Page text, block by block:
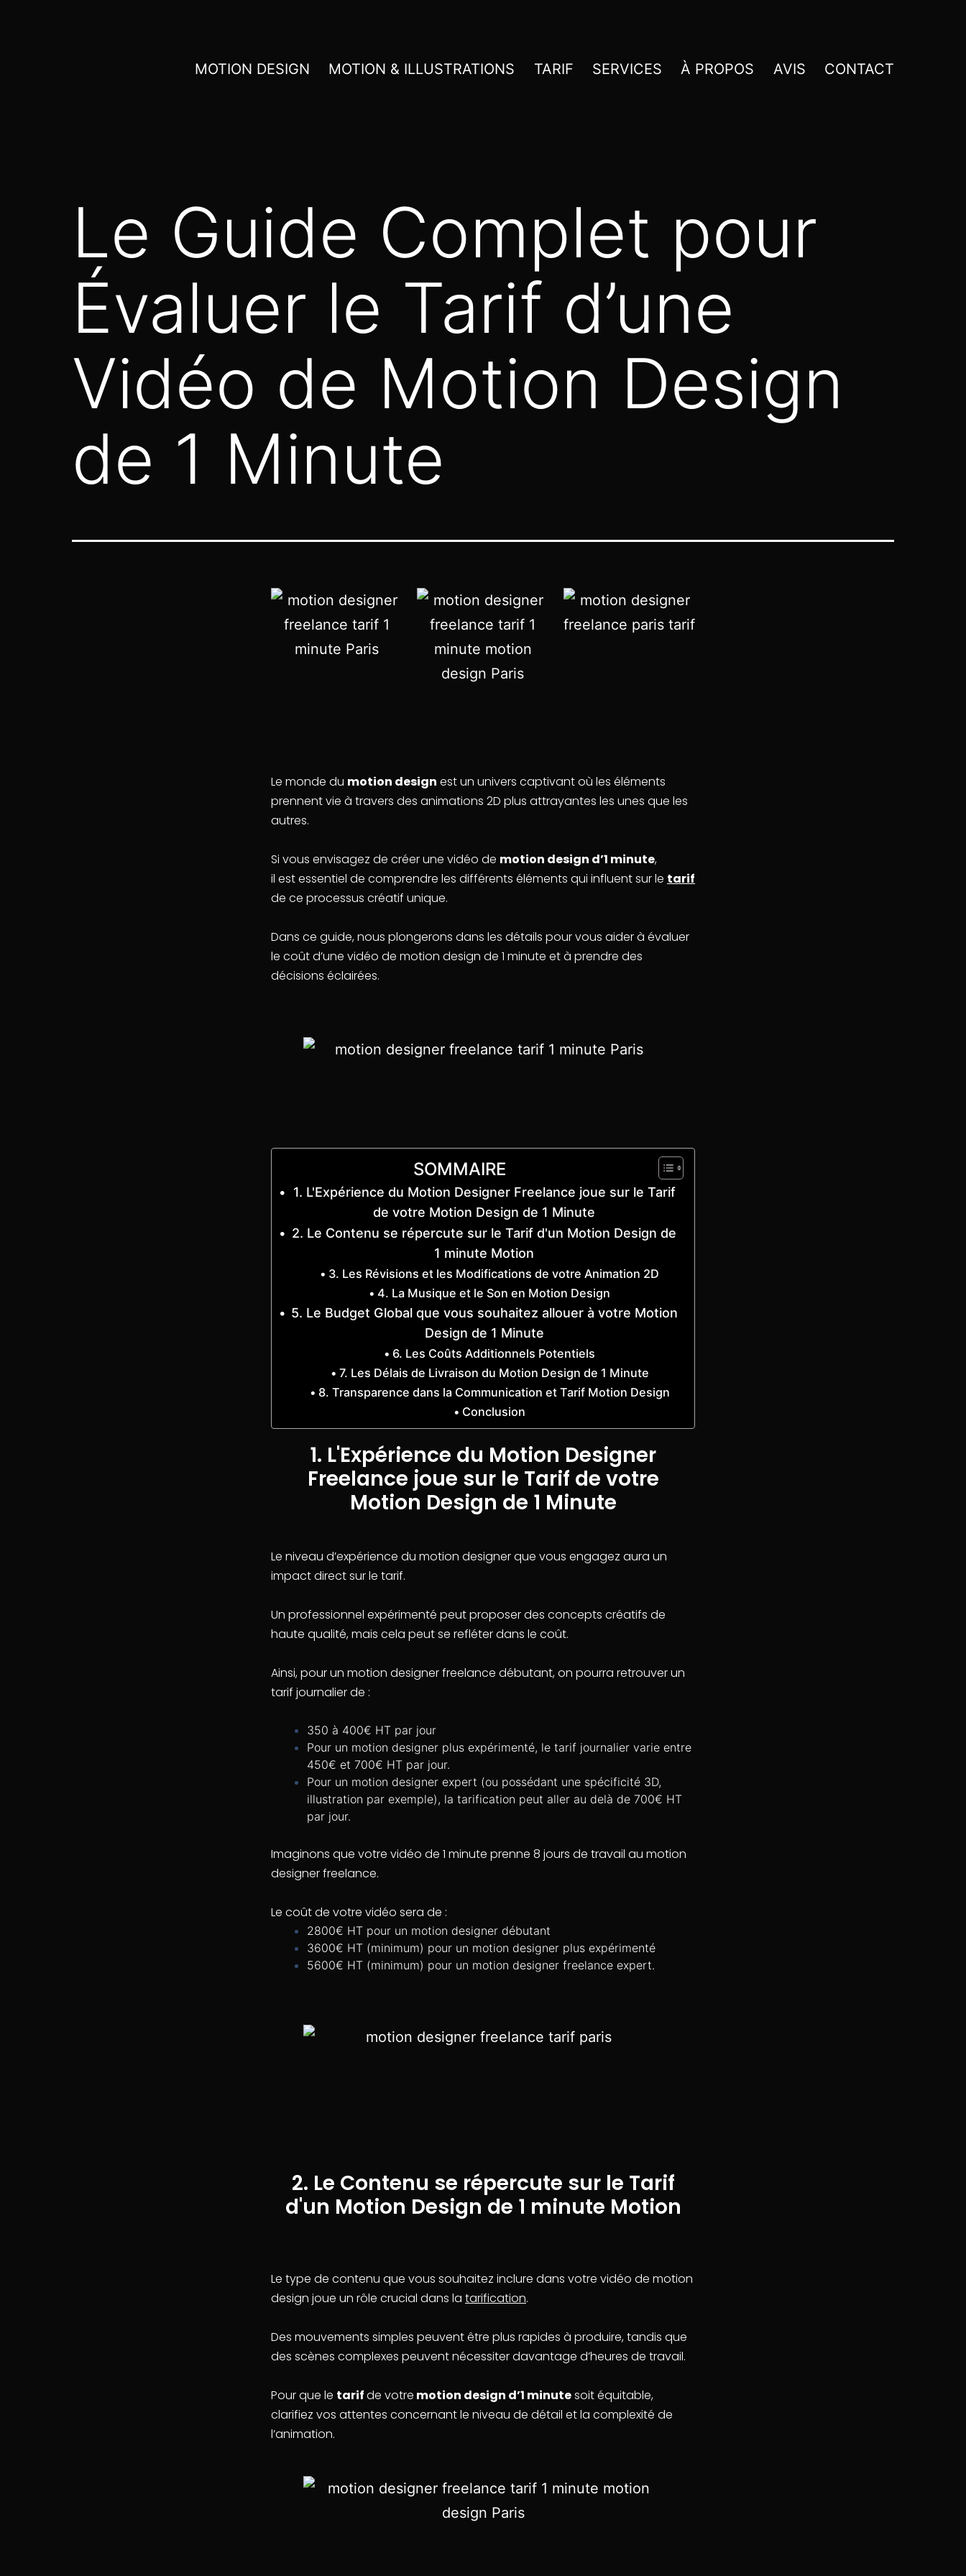
MOTION DESIGN MOTION & ILLUSTRATIONS TARIF SERVICES À PROPOS AVIS CONTACT
Le Guide Complet pour
Évaluer le Tarif d’une
Vidéo de Motion Design
de 1 Minute
Le monde du motion design est un univers captivant où les éléments
prennent vie à travers des animations 2D plus attrayantes les unes que les
autres.
Si vous envisagez de créer une vidéo de motion design d’1 minute,
il est essentiel de comprendre les différents éléments qui influent sur le tarif
de ce processus créatif unique.
Dans ce guide, nous plongerons dans les détails pour vous aider à évaluer
le coût d’une vidéo de motion design de 1 minute et à prendre des
décisions éclairées.
SOMMAIRE
1. L'Expérience du Motion Designer Freelance joue sur le Tarif
de votre Motion Design de 1 Minute
2. Le Contenu se répercute sur le Tarif d'un Motion Design de
1 minute Motion
3. Les Révisions et les Modifications de votre Animation 2D
4. La Musique et le Son en Motion Design
5. Le Budget Global que vous souhaitez allouer à votre Motion
Design de 1 Minute
6. Les Coûts Additionnels Potentiels
7. Les Délais de Livraison du Motion Design de 1 Minute
8. Transparence dans la Communication et Tarif Motion Design
Conclusion
1. L'Expérience du Motion Designer
Freelance joue sur le Tarif de votre
Motion Design de 1 Minute
Le niveau d’expérience du motion designer que vous engagez aura un
impact direct sur le tarif.
Un professionnel expérimenté peut proposer des concepts créatifs de
haute qualité, mais cela peut se refléter dans le coût.
Ainsi, pour un motion designer freelance débutant, on pourra retrouver un
tarif journalier de :
350 à 400€ HT par jour
Pour un motion designer plus expérimenté, le tarif journalier varie entre
450€ et 700€ HT par jour.
Pour un motion designer expert (ou possédant une spécificité 3D,
illustration par exemple), la tarification peut aller au delà de 700€ HT
par jour.
Imaginons que votre vidéo de 1 minute prenne 8 jours de travail au motion
designer freelance.
Le coût de votre vidéo sera de :
2800€ HT pour un motion designer débutant
3600€ HT (minimum) pour un motion designer plus expérimenté
5600€ HT (minimum) pour un motion designer freelance expert.
2. Le Contenu se répercute sur le Tarif
d'un Motion Design de 1 minute Motion
Le type de contenu que vous souhaitez inclure dans votre vidéo de motion
design joue un rôle crucial dans la tarification.
Des mouvements simples peuvent être plus rapides à produire, tandis que
des scènes complexes peuvent nécessiter davantage d’heures de travail.
Pour que le tarifde votre motion design d’1 minutesoit équitable,
clarifiez vos attentes concernant le niveau de détail et la complexité de
l’animation.